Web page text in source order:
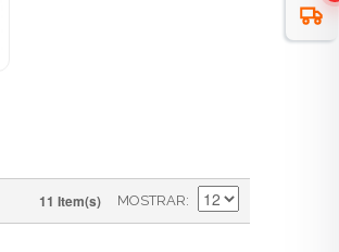
11 Item(s) MOSTRAR